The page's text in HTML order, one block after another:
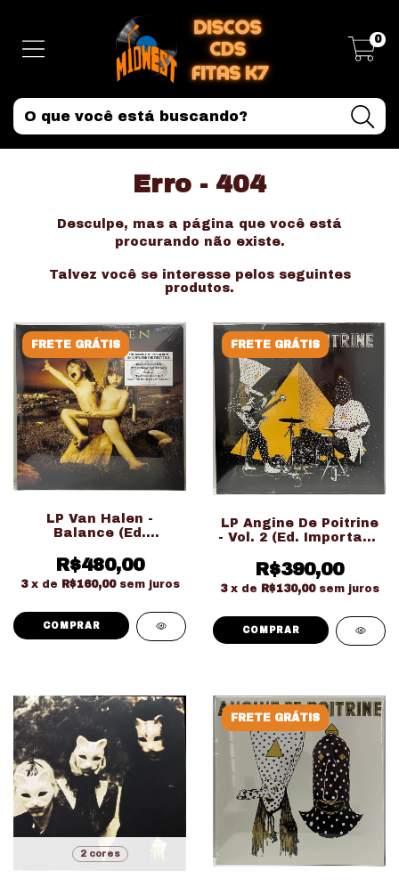
0
Erro - 404
Desculpe, mas a página que você está
procurando não existe.
Talvez você se interesse pelos seguintes
produtos.
FRETE GRÁTIS
LP Van Halen -
Balance (Ed.
Duplo LACRADO!!!)
R$480,00
3 x de R$160,00 sem juros
FRETE GRÁTIS
LP Angine De Poitrine
- Vol. 2 (Ed. Importado
R$390,00
3 x de R$130,00 sem juros
2 cores
FRETE GRÁTIS